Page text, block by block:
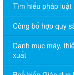
Tìm hiểu pháp luật
Công bố hợp quy
Danh mục máy,
xuất